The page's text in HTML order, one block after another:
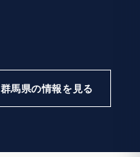
群馬県の情報を見る